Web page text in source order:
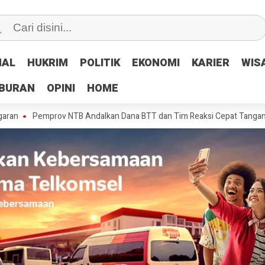
HUKRIM POLITIK EKONOMI KARIER
OPINI HOME
HUKRIM POLITIK EKONOMI KARIER
OPINI HOME
NTB Andalkan Dana BTT dan Tim Reaksi Cepat Tangani